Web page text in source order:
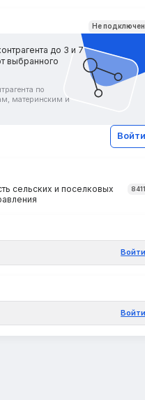
Не
до 3 и 7
выбранного
по
материнским и
Войти
сельских и поселковых
Войти
Войти